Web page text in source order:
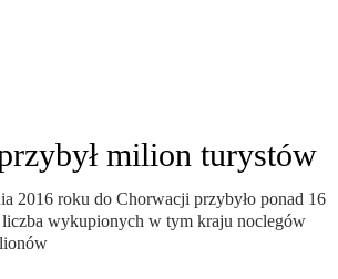
milion turystów
2016 roku do Chorwacji przybyło ponad 16
wykupionych w tym kraju noclegów